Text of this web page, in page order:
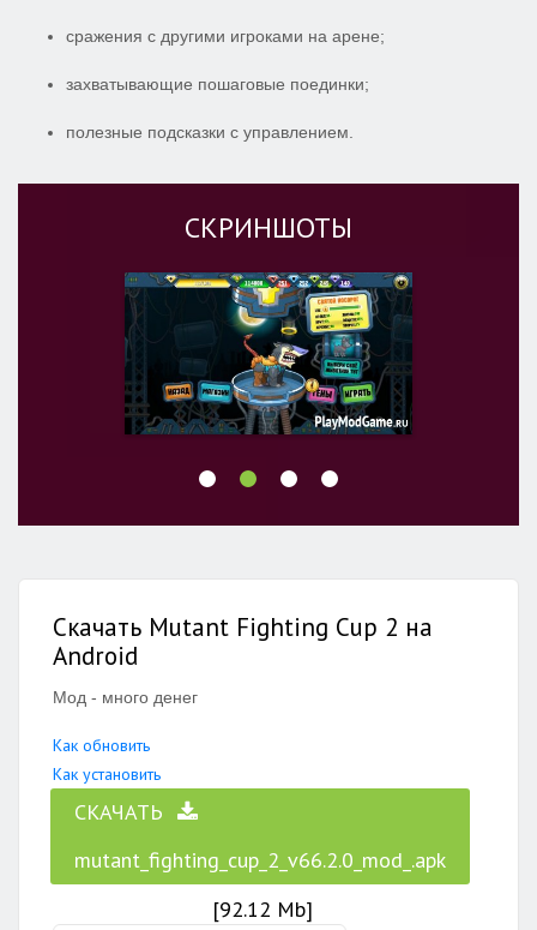
сражения с другими игроками на арене;
захватывающие пошаговые поединки;
полезные подсказки с управлением.
СКРИНШОТЫ
Скачать Mutant Fighting Cup 2 на
Android
Мод - много денег
Как обновить
Как установить
СКАЧАТЬ
mutant_fighting_cup_2_v66.2.0_mod_.apk
[92.12 Mb]